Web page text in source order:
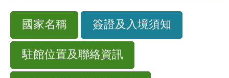
國家名稱 簽證及入境須知
駐館位置及聯絡資訊